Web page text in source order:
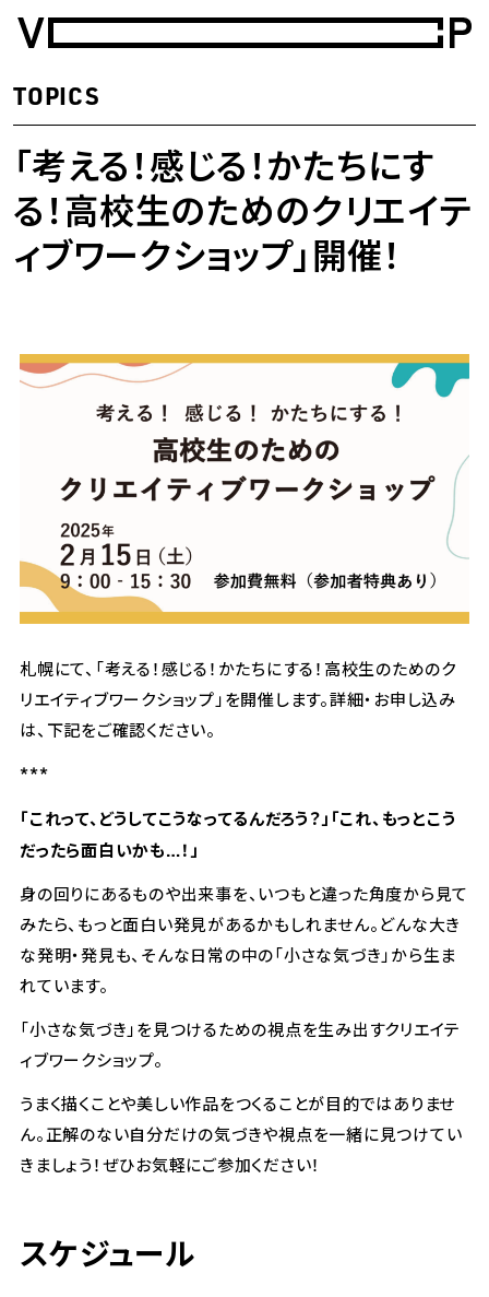
武蔵野美術大学 価値創造人材育成プログラム（Value
TOPICS
「考える！感じる！かたちにす
る！高校生のためのクリエイテ
ィブワークショップ」開催！
札幌にて、「考える！感じる！かたちにする！高校生のためのク
リエイティブワークショップ」を開催します。詳細・お申し込み
は、下記をご確認ください。
***
「これって、どうしてこうなってるんだろう？」「これ、もっとこう
だったら面白いかも…！」
身の回りにあるものや出来事を、いつもと違った角度から見て
みたら、もっと面白い発見があるかもしれません。どんな大き
な発明・発見も、そんな日常の中の「小さな気づき」から生ま
れています。
「小さな気づき」を見つけるための視点を生み出すクリエイテ
ィブワークショップ。
うまく描くことや美しい作品をつくることが目的ではありませ
ん。正解のない自分だけの気づきや視点を一緒に見つけてい
きましょう！ぜひお気軽にご参加ください！
スケジュール